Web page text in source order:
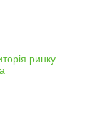
ринку